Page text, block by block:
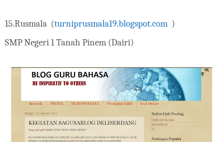
15.Rusmala (turniprusmala19.blogspot.com )
SMP Negeri 1 Tanah Pinem (Dairi)